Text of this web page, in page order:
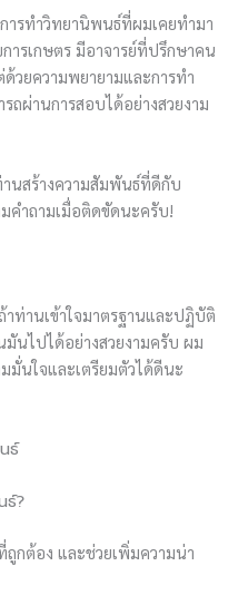
ารทำวิทยานิพนธ์ที่ผมเคยทำมา
ารเกษตร มีอาจารย์ที่ปรึกษาคน
วยความพยายามและการทำ
ถผ่านการสอบได้อย่างสวยงาม
นสร้างความสัมพันธ์ที่ดีกับ
คำถามเมื่อติดขัดนะครับ!
าท่านเข้าใจมาตรฐานและปฏิบัติ
มันไปได้อย่างสวยงามครับ ผม
มั่นใจและเตรียมตัวได้ดีนะ
ธ์
ธ์?
กต้อง และช่วยเพิ่มความน่า